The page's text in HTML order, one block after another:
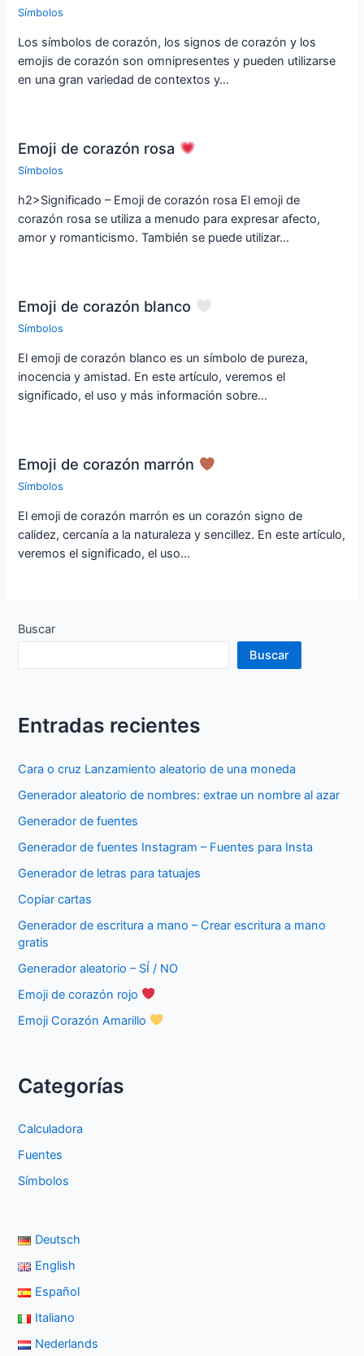
Símbolos
Los símbolos de corazón, los signos de corazón y los
emojis de corazón son omnipresentes y pueden utilizarse
en una gran variedad de contextos y…
Emoji de corazón rosa
Símbolos
h2>Significado – Emoji de corazón rosa El emoji de
corazón rosa se utiliza a menudo para expresar afecto,
amor y romanticismo. También se puede utilizar…
Emoji de corazón blanco
Símbolos
El emoji de corazón blanco es un símbolo de pureza,
inocencia y amistad. En este artículo, veremos el
significado, el uso y más información sobre…
Emoji de corazón marrón
Símbolos
El emoji de corazón marrón es un corazón signo de
calidez, cercanía a la naturaleza y sencillez. En este artículo,
veremos el significado, el uso…
Buscar
Buscar
Entradas recientes
Cara o cruz Lanzamiento aleatorio de una moneda
Generador aleatorio de nombres: extrae un nombre al azar
Generador de fuentes
Generador de fuentes Instagram – Fuentes para Insta
Generador de letras para tatuajes
Copiar cartas
Generador de escritura a mano – Crear escritura a mano
gratis
Generador aleatorio – SÍ / NO
Emoji de corazón rojo
Emoji Corazón Amarillo
Categorías
Calculadora
Fuentes
Símbolos
Deutsch
English
Español
Italiano
Nederlands